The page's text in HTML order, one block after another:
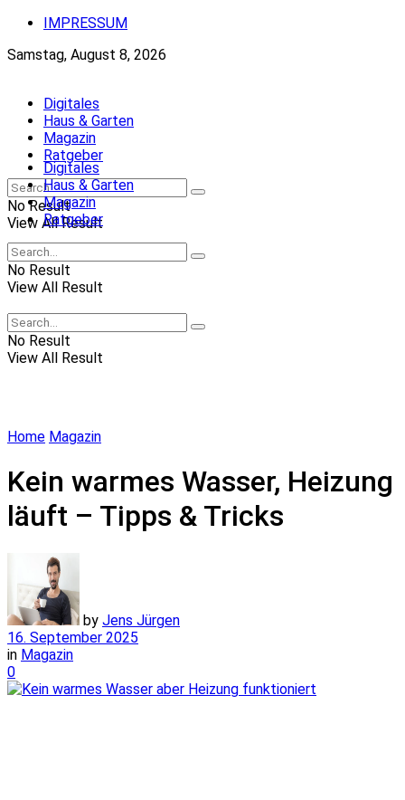
IMPRESSUM
Samstag, August 8, 2026
Digitales
Haus & Garten
Magazin
Ratgeber
No Result
View All Result
Digitales
Haus & Garten
Magazin
Ratgeber
No Result
View All Result
No Result
View All Result
Home Magazin
Kein warmes Wasser, Heizung
läuft – Tipps & Tricks
by Jens Jürgen
16. September 2025
in Magazin
0